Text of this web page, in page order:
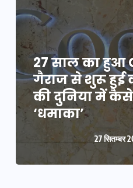
27 साल का हुआ
गैराज से शुरू हुई
की दुनिया में कैसे
‘धमाका’
27 सितम्बर